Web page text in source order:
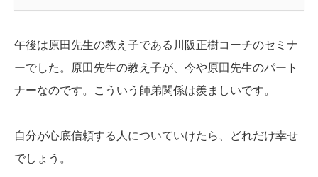
午後は原田先生の教え子である川阪正樹コーチのセミナ
ーでした。原田先生の教え子が、今や原田先生のパート
ナーなのです。こういう師弟関係は羨ましいです。
自分が心底信頼する人についていけたら、どれだけ幸せ
でしょう。